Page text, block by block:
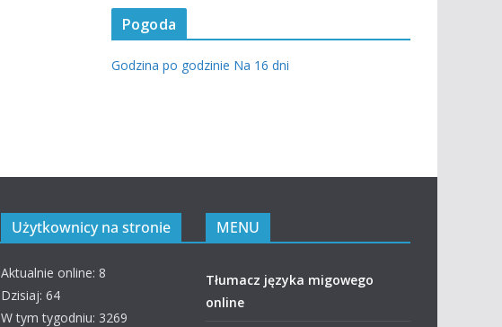
Pogoda
Godzina po godzinie Na 16 dni
Użytkownicy na stronie
Aktualnie online: 8
Dzisiaj: 64
W tym tygodniu: 3269
MENU
Tłumacz języka migowego
online